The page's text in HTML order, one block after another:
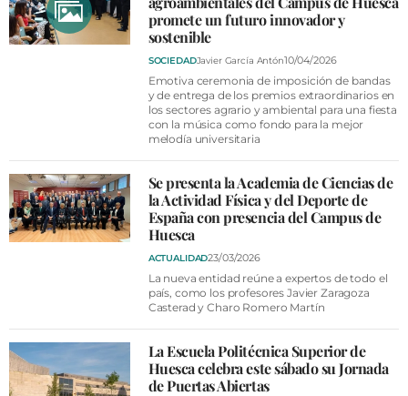
FARMACIAS
HORÓSCOPO
CLUB DEL AMIGO MILITANTE
INICIAR SESIÓN
promete un futuro innovador y
sostenible
SOCIEDADJavier García Antón10/04/2026
Emotiva ceremonia de imposición de bandas
y de entrega de los premios extraordinarios en
los sectores agrario y ambiental para una fiesta
con la música como fondo para la mejor
melodía universitaria
Se presenta la Academia de Ciencias de
la Actividad Física y del Deporte de
España con presencia del Campus de
Huesca
ACTUALIDAD23/03/2026
La nueva entidad reúne a expertos de todo el
país, como los profesores Javier Zaragoza
Casterad y Charo Romero Martín
La Escuela Politécnica Superior de
Huesca celebra este sábado su Jornada
de Puertas Abiertas